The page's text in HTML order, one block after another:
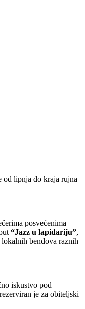
od lipnja do kraja rujna
posvećenima
“Jazz u lapidariju”,
bendova raznih
iskustvo pod
je za obiteljski